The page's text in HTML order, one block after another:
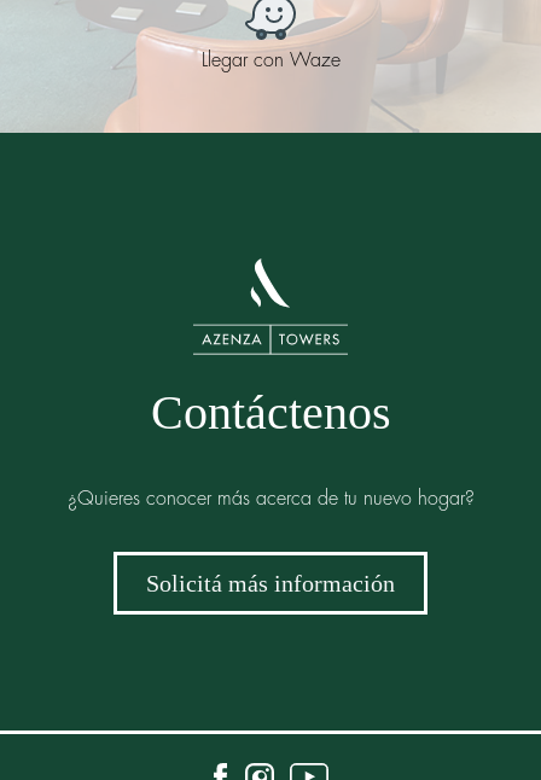
Llegar con Waze
Contáctenos
¿Quieres conocer más acerca de tu nuevo hogar?
Solicitá más información